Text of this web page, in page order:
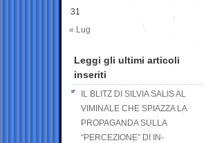
31
« Lug
Leggi gli ultimi articoli
inseriti
IL BLITZ DI SILVIA SALIS AL
VIMINALE CHE SPIAZZA LA
PROPAGANDA SULLA
“PERCEZIONE” DI IN-